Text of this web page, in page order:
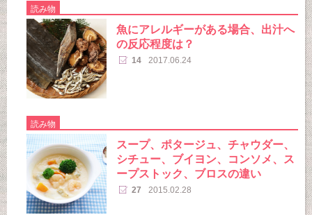
読み物
魚にアレルギーがある場合、出汁へ
の反応程度は？
14 2017.06.24
読み物
スープ、ポタージュ、チャウダー、
シチュー、ブイヨン、コンソメ、ス
ープストック、ブロスの違い
27 2015.02.28